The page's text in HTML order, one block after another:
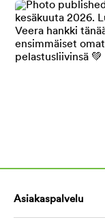
Asiakaspalvelu